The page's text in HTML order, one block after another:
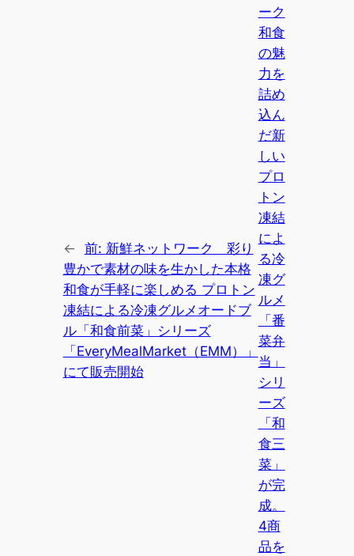
← 前: 新鮮ネットワーク 彩り
豊かで素材の味を生かした本格
和食が手軽に楽しめる プロトン
凍結による冷凍グルメオードブ
ル「和食前菜」シリーズ
「EveryMealMarket（EMM）」
にて販売開始
ーク
和食
の魅
力を
詰め
込ん
だ新
しい
プロ
トン
凍結
によ
る冷
凍グ
ルメ
「番
菜弁
当」
シリ
ーズ
「和
食三
菜」
が完
成。
4商
品を